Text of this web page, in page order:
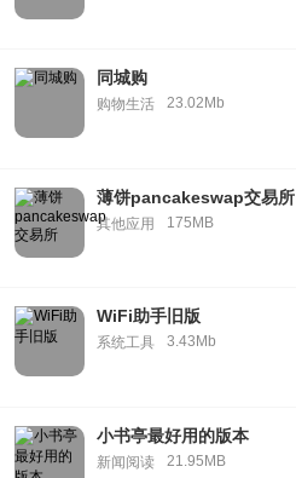
同城购
购物生活 23.02Mb
薄饼pancakeswap交易所
其他应用 175MB
WiFi助手旧版
系统工具 3.43Mb
小书亭最好用的版本
新闻阅读 21.95MB